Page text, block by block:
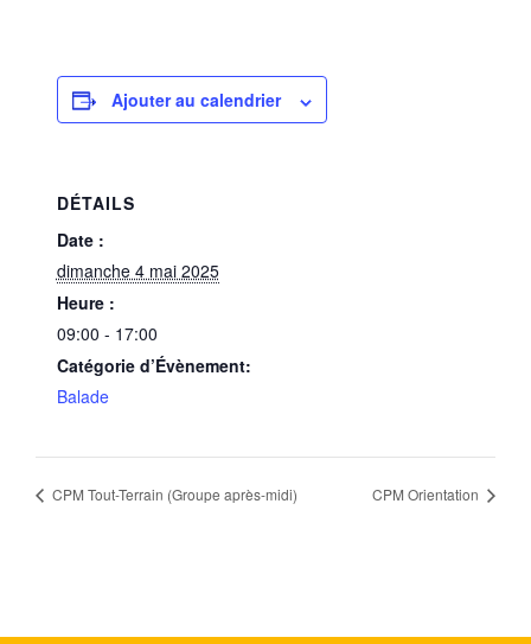
Ajouter au calendrier
DÉTAILS
Date :
dimanche 4 mai 2025
Heure :
09:00 - 17:00
Catégorie d’Évènement:
Balade
CPM Tout-Terrain (Groupe après-midi) CPM Orientation